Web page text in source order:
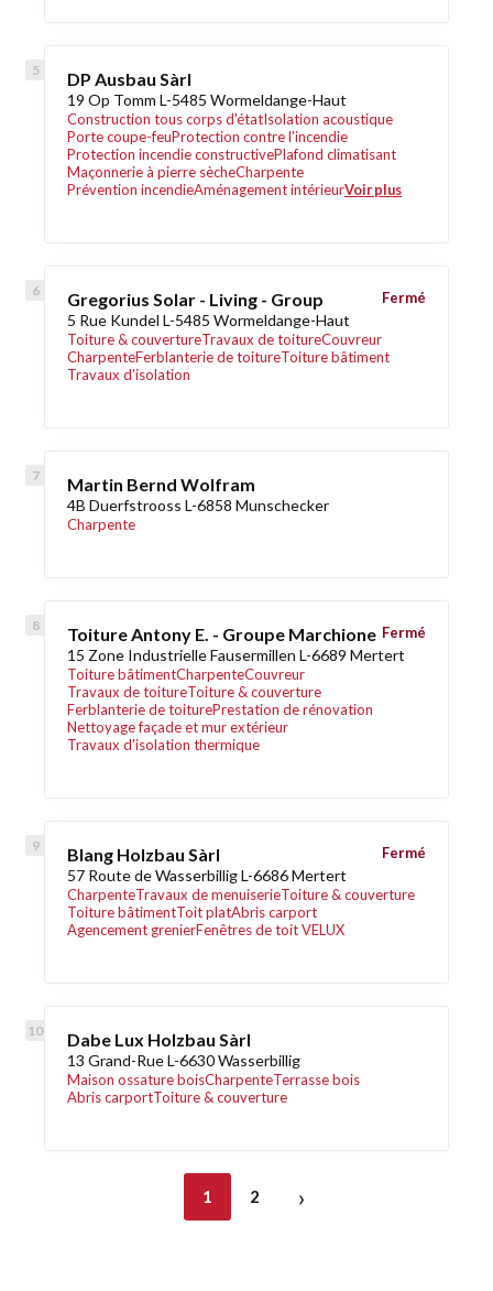
DP Ausbau Sàrl
19 Op Tomm L-5485 Wormeldange-Haut
Construction tous corps d'étatIsolation acoustique
Porte coupe-feuProtection contre l'incendie
Protection incendie constructivePlafond climatisant
Maçonnerie à pierre sècheCharpente
Prévention incendieAménagement intérieurVoir plus
Gregorius Solar - Living - Group
5 Rue Kundel L-5485 Wormeldange-Haut
Toiture & couvertureTravaux de toitureCouvreur
CharpenteFerblanterie de toitureToiture bâtiment
Travaux d'isolation
Fermé
Martin Bernd Wolfram
4B Duerfstrooss L-6858 Munschecker
Charpente
Toiture Antony E. - Groupe Marchione
15 Zone Industrielle Fausermillen L-6689 Mertert
Toiture bâtimentCharpenteCouvreur
Travaux de toitureToiture & couverture
Ferblanterie de toiturePrestation de rénovation
Nettoyage façade et mur extérieur
Travaux d'isolation thermique
Fermé
Blang Holzbau Sàrl
57 Route de Wasserbillig L-6686 Mertert
CharpenteTravaux de menuiserieToiture & couverture
Toiture bâtimentToit platAbris carport
Agencement grenierFenêtres de toit VELUX
Fermé
Dabe Lux Holzbau Sàrl
13 Grand-Rue L-6630 Wasserbillig
Maison ossature boisCharpenteTerrasse bois
Abris carportToiture & couverture
1 2 ›